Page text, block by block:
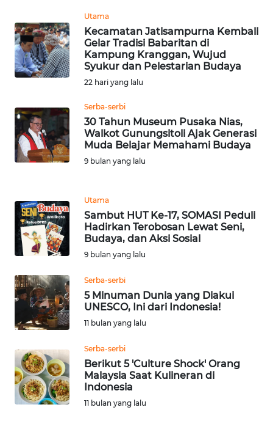
Utama
Kecamatan Jatisampurna Kembali
Gelar Tradisi Babaritan di
Kampung Kranggan, Wujud
Syukur dan Pelestarian Budaya
22 hari yang lalu
Serba-serbi
30 Tahun Museum Pusaka Nias,
Walkot Gunungsitoli Ajak Generasi
Muda Belajar Memahami Budaya
9 bulan yang lalu
Utama
Sambut HUT Ke-17, SOMASI Peduli
Hadirkan Terobosan Lewat Seni,
Budaya, dan Aksi Sosial
9 bulan yang lalu
Serba-serbi
5 Minuman Dunia yang Diakui
UNESCO, Ini dari Indonesia!
11 bulan yang lalu
Serba-serbi
Berikut 5 'Culture Shock' Orang
Malaysia Saat Kulineran di
Indonesia
11 bulan yang lalu
INFO
IKLAN
TENTANG
PEDOMAN
MEDIA
SIBER
KARIR
DISCLAIMER
News
Regional
WN
WN
JAKARTA